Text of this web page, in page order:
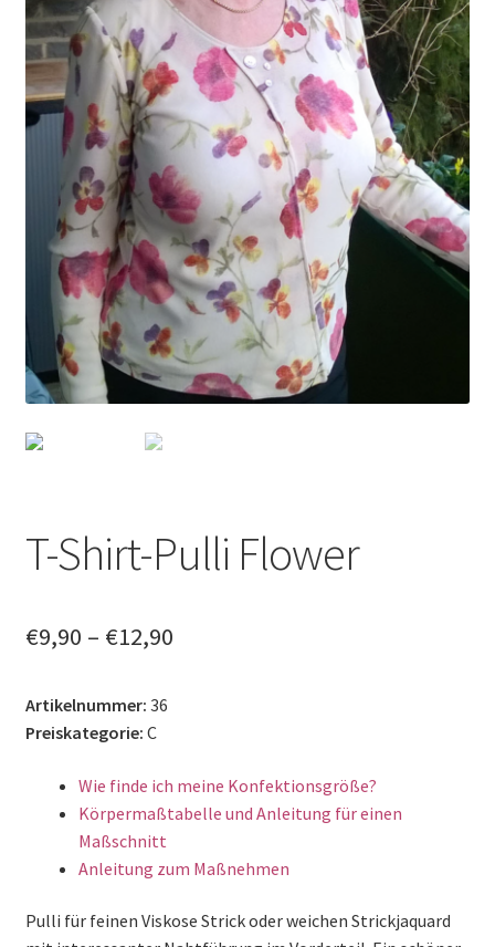
Datenschutzerklärung
News
T-Shirt-Pulli Flower
€9,90 – €12,90
Artikelnummer: 36
Preiskategorie: C
Wie finde ich meine Konfektionsgröße?
Körpermaßtabelle und Anleitung für einen
Maßschnitt
Anleitung zum Maßnehmen
Pulli für feinen Viskose Strick oder weichen Strickjaquard